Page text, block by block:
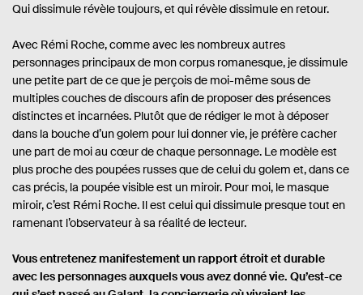
Qui dissimule révèle toujours, et qui révèle dissimule en retour.
Avec Rémi Roche, comme avec les nombreux autres
personnages principaux de mon corpus romanesque, je dissimule
une petite part de ce que je perçois de moi-même sous de
multiples couches de discours afin de proposer des présences
distinctes et incarnées. Plutôt que de rédiger le mot à déposer
dans la bouche d’un golem pour lui donner vie, je préfère cacher
une part de moi au cœur de chaque personnage. Le modèle est
plus proche des poupées russes que de celui du golem et, dans ce
cas précis, la poupée visible est un miroir. Pour moi, le masque
miroir, c’est Rémi Roche. Il est celui qui dissimule presque tout en
ramenant l’observateur à sa réalité de lecteur.
Vous entretenez manifestement un rapport étroit et durable
avec les personnages auxquels vous avez donné vie. Qu’est-ce